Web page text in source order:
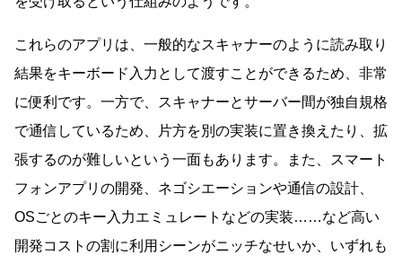
これらのアプリは、一般的なスキャナーのように読み取り
結果をキーボード入力として渡すことができるため、非常
に便利です。一方で、スキャナーとサーバー間が独自規格
で通信しているため、片方を別の実装に置き換えたり、拡
張するのが難しいという一面もあります。また、スマート
フォンアプリの開発、ネゴシエーションや通信の設計、
OSごとのキー入力エミュレートなどの実装……など高い
開発コストの割に利用シーンがニッチなせいか、いずれも